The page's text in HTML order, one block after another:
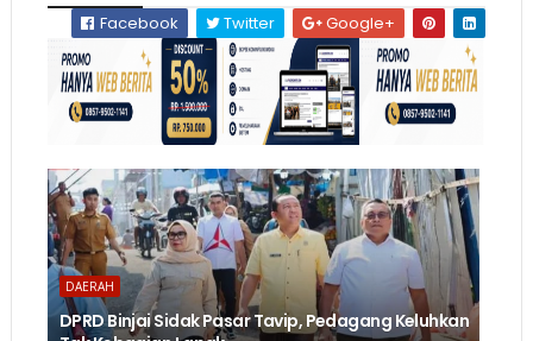
Facebook
Twitter Google+
DAERAH
DPRD Binjai Sidak Pasar Tavip, Pedagang Keluhkan